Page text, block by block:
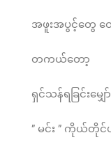
အဖူးအပွင့်တွေ ဝေ
တကယ်တော့
ရှင်သန်ရခြင်းမျှ
” မင်း ” ကိုယ်တိုင်ပ